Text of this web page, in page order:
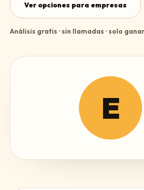
Ver opciones para empresas
Análisis gratis · sin llamadas · solo
E